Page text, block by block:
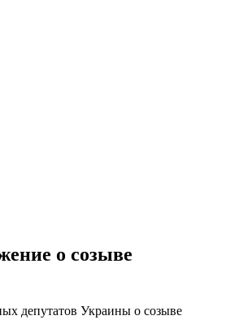
о созыве
депутатов Украины о созыве